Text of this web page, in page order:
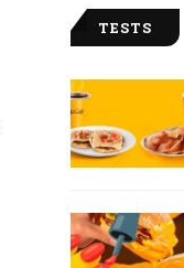
TESTS